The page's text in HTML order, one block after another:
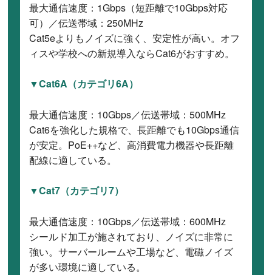
最大通信速度：1Gbps（短距離で10Gbps対応
可）／伝送帯域：250MHz
Cat5eよりもノイズに強く、安定性が高い。オフ
ィスや学校への新規導入ならCat6がおすすめ。
▼Cat6A（カテゴリ6A）
最大通信速度：10Gbps／伝送帯域：500MHz
Cat6を強化した規格で、長距離でも10Gbps通信
が安定。PoE++など、高消費電力機器や長距離
配線に適している。
▼Cat7（カテゴリ7）
最大通信速度：10Gbps／伝送帯域：600MHz
シールド加工が施されており、ノイズに非常に
強い。サーバールームや工場など、電磁ノイズ
が多い環境に適している。